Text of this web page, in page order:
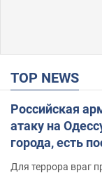
TOP NEWS
Российская
атаку на
города, есть
Для террора враг